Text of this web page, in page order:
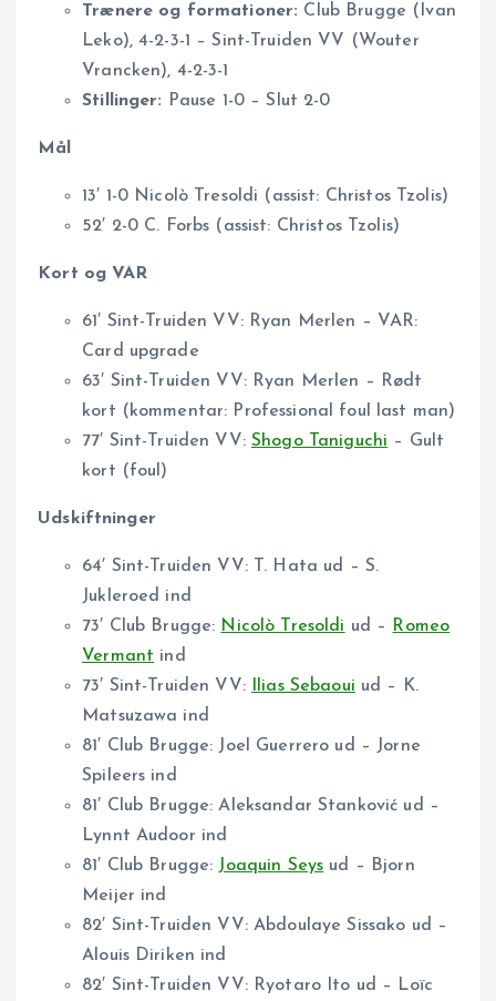
Trænere og formationer: Club Brugge (Ivan
Leko), 4-2-3-1 – Sint-Truiden VV (Wouter
Vrancken), 4-2-3-1
Stillinger:
Pause 1-0 – Slut 2-0
Mål
13′ 1-0 Nicolò Tresoldi (assist: Christos Tzolis)
52′ 2-0 C. Forbs (assist: Christos Tzolis)
Kort og VAR
61′ Sint-Truiden VV: Ryan Merlen – VAR:
Card upgrade
63′ Sint-Truiden VV: Ryan Merlen – Rødt
kort (kommentar: Professional foul last man)
77′ Sint-Truiden VV:Shogo Taniguchi – Gult
kort (foul)
Udskiftninger
64′ Sint-Truiden VV: T. Hata ud – S.
Jukleroed ind
73′ Club Brugge: Nicolò Tresoldi ud –
Romeo
Vermant ind
73′ Sint-Truiden VV:
Ilias Sebaoui ud – K.
Matsuzawa ind
81′ Club Brugge: Joel Guerrero ud – Jorne
Spileers ind
81′ Club Brugge: Aleksandar Stanković ud –
Lynnt Audoor ind
81′ Club Brugge: Joaquin Seys ud – Bjorn
Meijer ind
82′ Sint-Truiden VV: Abdoulaye Sissako ud –
Alouis Diriken ind
82′ Sint-Truiden VV: Ryotaro Ito ud – Loïc